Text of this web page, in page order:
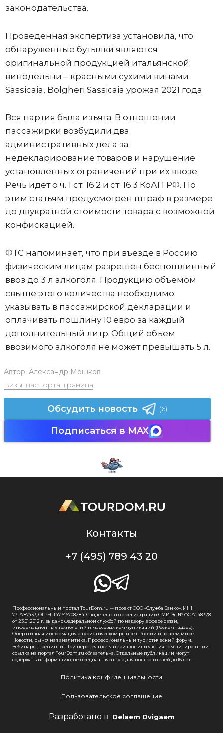
законодательства.
Проведенная экспертиза установила, что
обнаруженные бутылки являются
оригинальной продукцией итальянской
винодельни – красными сухими винами
Sassicaia, Bolgheri Sassicaia урожая 2021 года.
Вся партия была изъята. В отношении
пассажирки возбудили два
административных дела за
недекларирование товаров и нарушение
установленных ограничений при их ввозе.
Речь идет о ч. 1 ст. 16.2 и ст. 16.3 КоАП РФ. По
этим статьям предусмотрен штраф в размере
до двукратной стоимости товара с возможной
конфискацией.
ФТС напоминает, что при въезде в Россию
физическим лицам разрешен беспошлинный
ввоз до 3 л алкоголя. Продукцию объемом
свыше этого количества необходимо
указывать в пассажирской декларации и
оплачивать пошлину 10 евро за каждый
дополнительный литр. Общий объем
ввозимого алкоголя не может превышать 5 л.
Автор: Александр Мошков
Визы, паспорта, граница
Обсудить новость (6)
Подписаться в MAX
Контакты
+7 (495) 789 43 20
Профессиональный портал TourDom.ru — проект ООО «Служба Банко», ИНН
7717787433, ОГРН 1147746708284. Свидетельство о регистрации СМИ Эл № ФС77-48328
от 23.01.2012 г. выдано Федеральной службой по надзору в сфере связи,
информационных технологий и массовых коммуникаций (Роскомнадзор).
Оперативная информация о туристическом рынке в России и во всем мире.
Новости, рыночная аналитика. Профессиональный туристический форум.
Вебинары, тренинги. При перепечатке материалов или частичном цитировании
ссылка на портал TourDom.ru обязательна. Отдельные публикации могут
содержать информацию, не предназначенную для пользователей до 16 лет.
Политика конфиденциальности
Пользовательское соглашение
Разработано в Delaem Dvigaem